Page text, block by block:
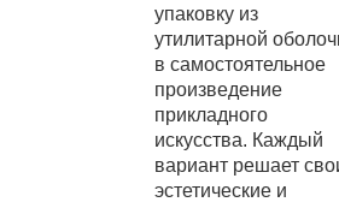
упаковку из
утилитарной
в самостоятельное
произведение
прикладного
искусства. Каждый
вариант решает
эстетические и